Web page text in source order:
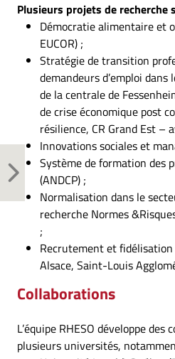
Plusieurs projets de recherche
Démocratie alimentaire et
EUCOR) ;
Stratégie de transition
demandeurs d’emploi
de la centrale de
de crise économique post
résilience, CR Grand Est –
Innovations sociales et
Système de formation des
(ANDCP) ;
Normalisation dans le
recherche Normes
;
Recrutement et fidélisation
Alsace, Saint-Louis
Collaborations
L’équipe RHESO développe des
plusieurs universités,